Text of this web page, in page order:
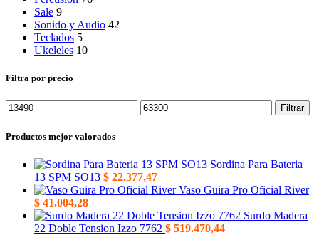
Sale 9
Sonido y Audio 42
Teclados 5
Ukeleles 10
Filtra por precio
Precio
mínimo
Precio
máximo
Filtrar
Productos mejor valorados
Sordina Para Bateria
13 SPM SO13 $ 22.377,47
Vaso Guira Pro Oficial River
$ 41.004,28
Surdo Madera
22 Doble Tension Izzo 7762 $ 519.470,44